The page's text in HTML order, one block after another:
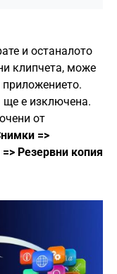
и останалото
клипчета, може
приложението.
ще е изключена.
от
=>
Резервни копия